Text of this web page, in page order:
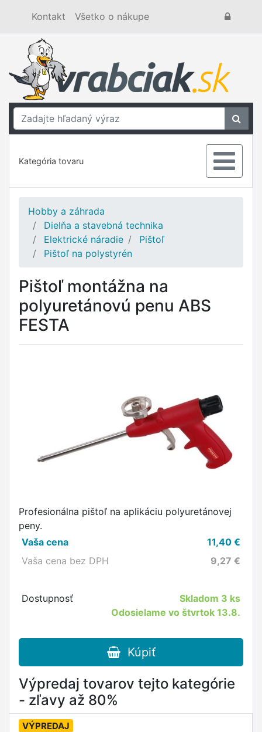
Kontakt Všetko o nákupe
Kategória tovaru
Hobby a záhrada
Dielňa a stavebná technika
Elektrické náradie
Pištoľ
Pištoľ na polystyrén
Pištoľ montážna na
polyuretánovú penu ABS
FESTA
Profesionálna pištoľ na aplikáciu polyuretánovej
peny.
Vaša cena
11,40 €
Vaša cena bez DPH
9,27 €
Dostupnosť Skladom 3 ks
Odosielame vo štvrtok 13.8.
Kúpiť
Výpredaj tovarov tejto kategórie
- zľavy až 80%
VÝPREDAJ